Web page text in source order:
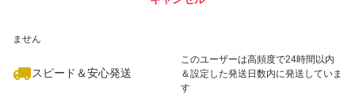
ません
スピード＆安心発送
このユーザーは高頻度で24時間以内
＆設定した発送日数内に発送していま
す